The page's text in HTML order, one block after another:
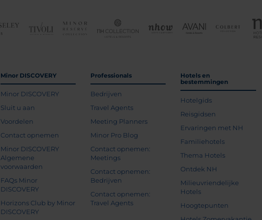
Minor DISCOVERY
Minor DISCOVERY
Sluit u aan
Voordelen
Contact opnemen
Minor DISCOVERY
Algemene
voorwaarden
FAQs Minor
DISCOVERY
Horizons Club by Minor
DISCOVERY
Professionals
Bedrijven
Travel Agents
Meeting Planners
Minor Pro Blog
Contact opnemen:
Meetings
Contact opnemen:
Bedrijven
Contact opnemen:
Travel Agents
Hotels en
bestemmingen
Hotelgids
Reisgidsen
Ervaringen met NH
Familiehotels
Thema Hotels
Ontdek NH
Milieuvriendelijke
Hotels
Hoogtepunten